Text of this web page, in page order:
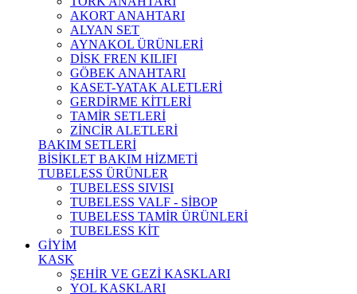
AKORT ANAHTARI
ALYAN SET
AYNAKOL ÜRÜNLERİ
DİSK FREN KILIFI
GÖBEK ANAHTARI
KASET-YATAK ALETLERİ
GERDİRME KİTLERİ
TAMİR SETLERİ
ZİNCİR ALETLERİ
BAKIM SETLERİ
BİSİKLET BAKIM HİZMETİ
TUBELESS ÜRÜNLER
TUBELESS SIVISI
TUBELESS VALF - SİBOP
TUBELESS TAMİR ÜRÜNLERİ
TUBELESS KİT
GİYİM
KASK
ŞEHİR VE GEZİ KASKLARI
YOL KASKLARI